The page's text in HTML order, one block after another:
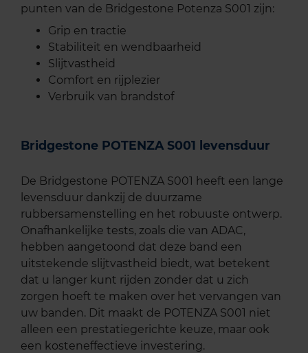
punten van de Bridgestone Potenza S001 zijn:
Grip en tractie
Stabiliteit en wendbaarheid
Slijtvastheid
Comfort en rijplezier
Verbruik van brandstof
Bridgestone POTENZA S001 levensduur
De Bridgestone POTENZA S001 heeft een lange
levensduur dankzij de duurzame
rubbersamenstelling en het robuuste ontwerp.
Onafhankelijke tests, zoals die van ADAC,
hebben aangetoond dat deze band een
uitstekende slijtvastheid biedt, wat betekent
dat u langer kunt rijden zonder dat u zich
zorgen hoeft te maken over het vervangen van
uw banden. Dit maakt de POTENZA S001 niet
alleen een prestatiegerichte keuze, maar ook
een kosteneffectieve investering.